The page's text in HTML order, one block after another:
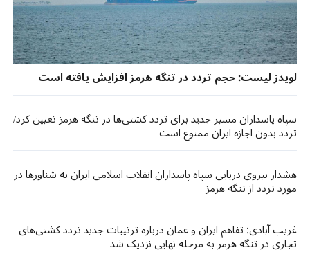
لویدز لیست: حجم تردد در تنگه هرمز افزایش یافته است
سپاه پاسداران مسیر جدید برای تردد کشتی‌ها در تنگه هرمز تعیین کرد/
تردد بدون اجازه ایران ممنوع است
هشدار نیروی دریایی سپاه پاسداران انقلاب اسلامی ایران به شناورها در
مورد تردد از تنگه هرمز
غریب آبادی: تفاهم ایران و عمان درباره ترتیبات جدید تردد کشتی‌های
تجاری در تنگه هرمز به مرحله نهایی نزدیک شد